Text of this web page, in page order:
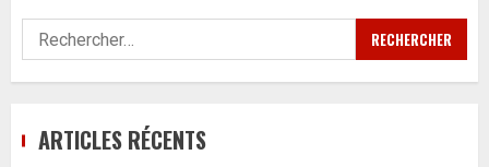
publications
Rechercher :
ARTICLES RÉCENTS